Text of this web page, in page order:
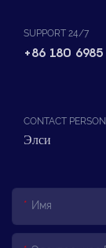
SUPPORT 24/7
+86 180
CONTACT
Элси
Имя